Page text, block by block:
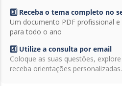
3️⃣ Receba o tema completo no
Um documento PDF profissional
para todo o ano
4️⃣ Utilize a consulta por email
Coloque as suas questões,
receba orientações personalizadas.